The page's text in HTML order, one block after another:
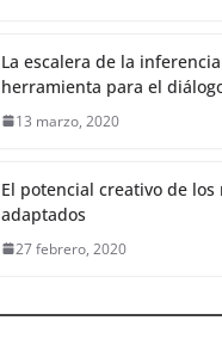
La escalera de la
herramienta para el
13 marzo, 2020
El potencial creativo de los
adaptados
27 febrero, 2020